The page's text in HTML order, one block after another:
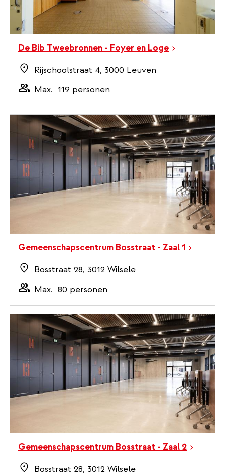
De Bib Tweebronnen - Foyer en Loge
Rijschoolstraat 4, 3000 Leuven
Max. 119 personen
Gemeenschapscentrum Bosstraat - Zaal 1
Bosstraat 28, 3012 Wilsele
Max. 80 personen
Gemeenschapscentrum Bosstraat - Zaal 2
Bosstraat 28, 3012 Wilsele